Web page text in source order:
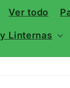
Ver todo
Linternas